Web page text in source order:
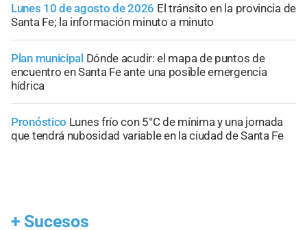
Lunes 10 de agosto de 2026 El tránsito en la provincia de
Santa Fe; la información minuto a minuto
Plan municipal Dónde acudir: el mapa de puntos de
encuentro en Santa Fe ante una posible emergencia
hídrica
Pronóstico Lunes frío con 5°C de mínima y una jornada
que tendrá nubosidad variable en la ciudad de Santa Fe
+ Sucesos